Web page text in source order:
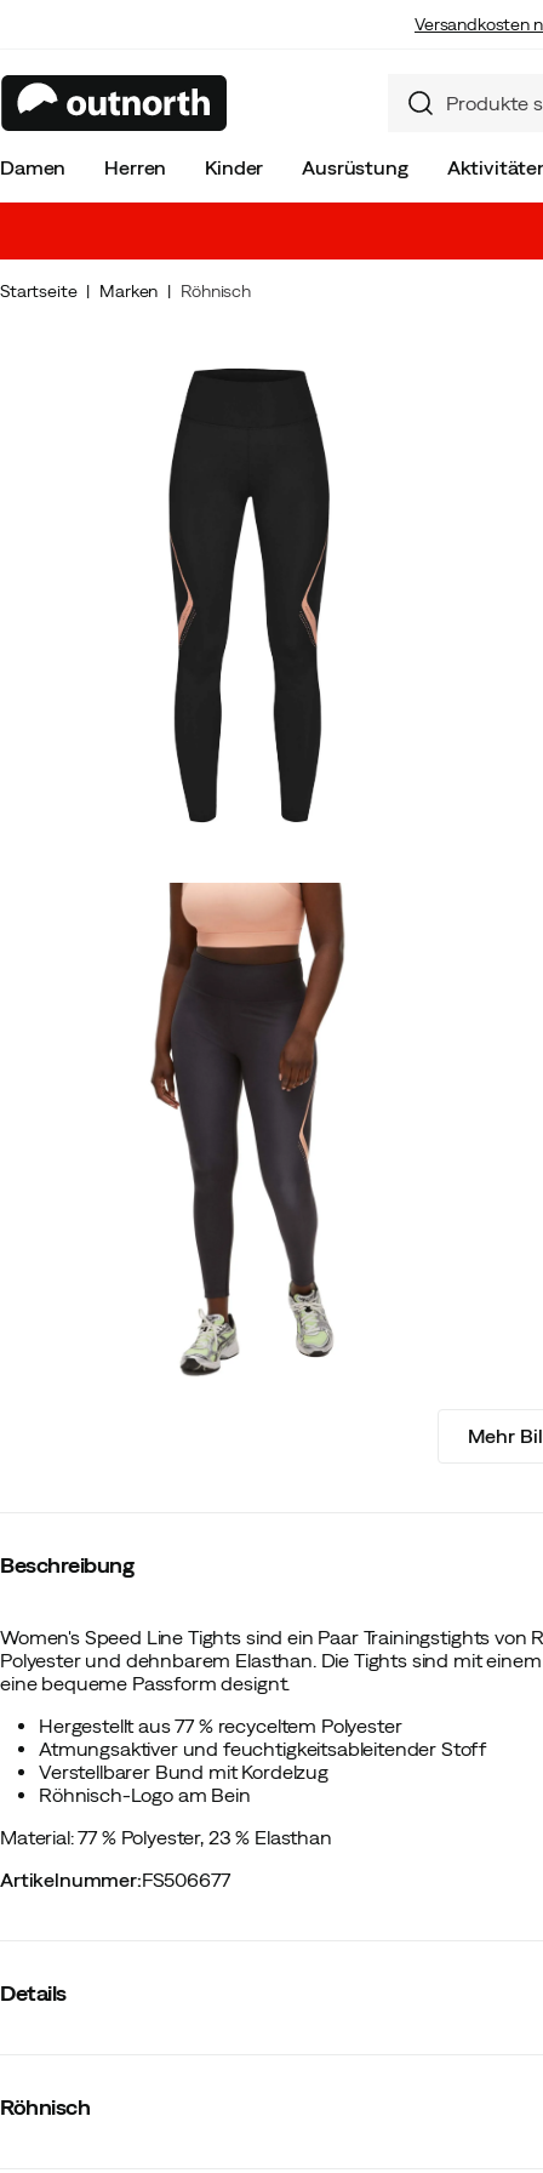
Versandkosten
Damen Herren Kinder Ausrüstung
Startseite Marken Röhnisch
Mehr
Beschreibung
Women's Speed Line Tights sind ein Paar Trainingstights von
Polyester und dehnbarem Elasthan. Die Tights sind mit
eine bequeme Passform designt.
Hergestellt aus 77 % recyceltem Polyester
Atmungsaktiver und feuchtigkeitsableitender Stoff
Verstellbarer Bund mit Kordelzug
Röhnisch-Logo am Bein
Material: 77 % Polyester, 23 % Elasthan
Artikelnummer:FS506677
Details
Reflektoren
Röhnisch